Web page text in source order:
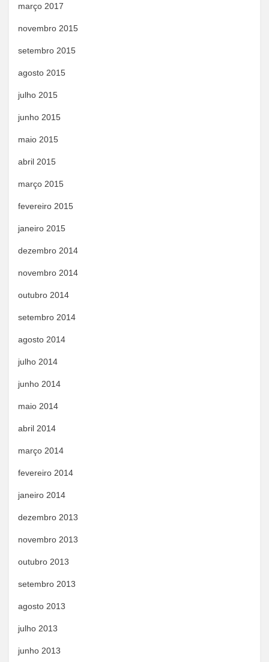
março 2017
novembro 2015
setembro 2015
agosto 2015
julho 2015
junho 2015
maio 2015
abril 2015
março 2015
fevereiro 2015
janeiro 2015
dezembro 2014
novembro 2014
outubro 2014
setembro 2014
agosto 2014
julho 2014
junho 2014
maio 2014
abril 2014
março 2014
fevereiro 2014
janeiro 2014
dezembro 2013
novembro 2013
outubro 2013
setembro 2013
agosto 2013
julho 2013
junho 2013